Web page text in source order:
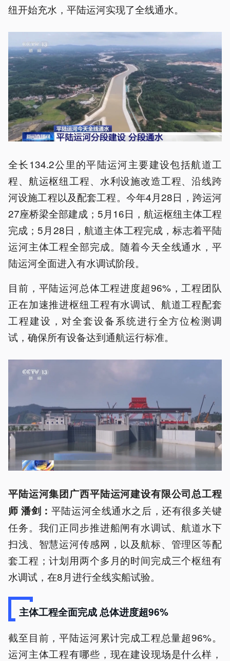
纽开始充水，平陆运河实现了全线通水。
全长134.2公里的平陆运河主要建设包括航道工
程、航运枢纽工程、水利设施改造工程、沿线跨
河设施工程以及配套工程。今年4月28日，跨运河
27座桥梁全部建成；5月16日，航运枢纽主体工程
完成；5月28日，航道主体工程完成，标志着平陆
运河主体工程全部完成。随着今天全线通水，平
陆运河全面进入有水调试阶段。
目前，平陆运河总体工程进度超96%，工程团队
正在加速推进枢纽工程有水调试、航道工程配套
工程建设，对全套设备系统进行全方位检测调
试，确保所有设备达到通航运行标准。
平陆运河集团广西平陆运河建设有限公司总工程
师 潘剑： 平陆运河全线通水之后，还有很多关键
任务。我们正同步推进船闸有水调试、航道水下
扫浅、智慧运河传感网，以及航标、管理区等配
套工程；计划用两个多月的时间完成三个枢纽有
水调试，在8月进行全线实船试验。
主体工程全面完成 总体进度超96%
截至目前，平陆运河累计完成工程总量超96%。
运河主体工程有哪些，现在建设现场是什么样，